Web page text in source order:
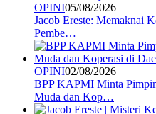
OPINI05/08/2026
Jacob Ereste: Memaknai
Pembe…
OPINI02/08/2026
BPP KAPMI Minta
Muda dan Kop…